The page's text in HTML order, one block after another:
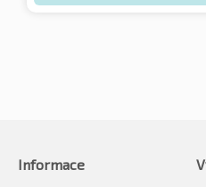
Informace